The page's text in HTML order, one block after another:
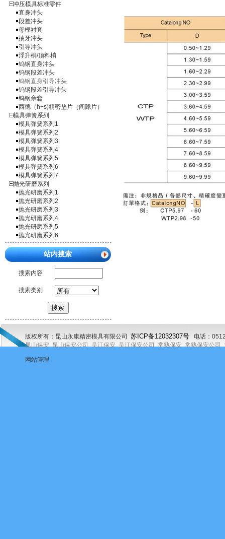
冲压模具标准零件
直身冲头
段差冲头
母模衬套
抽牙冲头
引导冲头
浮升梢/顶料梢
钨钢直身冲头
钨钢段差冲头
钨钢直身引导冲头
钨钢段差引导冲头
钨钢亲套
西德（h+s)精密垫片（间隙片）
模具弹簧系列
模具弹簧系列1
模具弹簧系列2
模具弹簧系列3
模具弹簧系列4
模具弹簧系列5
模具弹簧系列6
模具弹簧系列7
抛光研磨系列
抛光研磨系列1
抛光研磨系列2
抛光研磨系列3
抛光研磨系列4
抛光研磨系列5
抛光研磨系列6
站内搜索
搜索内容
搜索类别
版权所有：昆山永康精密模具有限公司 苏 ICP备12032307号
电话：
昆山保安 昆山保安公司 吴江保安 吴江保安公司 常熟保安 常熟保安公司
网站管理